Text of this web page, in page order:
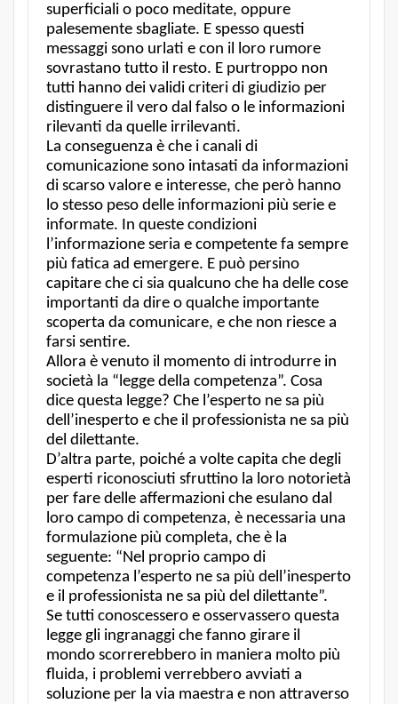
superficiali o poco meditate, oppure
palesemente sbagliate. E spesso questi
messaggi sono urlati e con il loro rumore
sovrastano tutto il resto. E purtroppo non
tutti hanno dei validi criteri di giudizio per
distinguere il vero dal falso o le informazioni
rilevanti da quelle irrilevanti.
La conseguenza è che i canali di
comunicazione sono intasati da informazioni
di scarso valore e interesse, che però hanno
lo stesso peso delle informazioni più serie e
informate. In queste condizioni
l’informazione seria e competente fa sempre
più fatica ad emergere. E può persino
capitare che ci sia qualcuno che ha delle cose
importanti da dire o qualche importante
scoperta da comunicare, e che non riesce a
farsi sentire.
Allora è venuto il momento di introdurre in
società la “legge della competenza”. Cosa
dice questa legge? Che l’esperto ne sa più
dell’inesperto e che il professionista ne sa più
del dilettante.
D’altra parte, poiché a volte capita che degli
esperti riconosciuti sfruttino la loro notorietà
per fare delle affermazioni che esulano dal
loro campo di competenza, è necessaria una
formulazione più completa, che è la
seguente: “Nel proprio campo di
competenza l’esperto ne sa più dell’inesperto
e il professionista ne sa più del dilettante”.
Se tutti conoscessero e osservassero questa
legge gli ingranaggi che fanno girare il
mondo scorrerebbero in maniera molto più
fluida, i problemi verrebbero avviati a
soluzione per la via maestra e non attraverso